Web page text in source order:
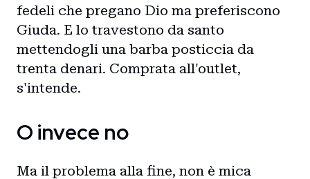
fedeli che pregano Dio ma preferiscono
Giuda. E lo travestono da santo
mettendogli una barba posticcia da
trenta denari. Comprata all'outlet,
s'intende.
O invece no
Ma il problema alla fine, non è mica